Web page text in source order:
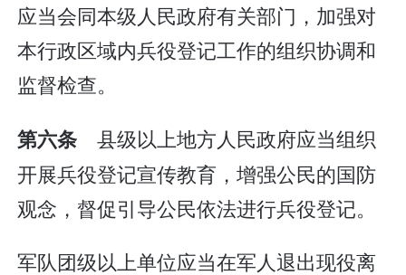
应当会同本级人民政府有关部门，加强对
本行政区域内兵役登记工作的组织协调和
监督检查。
第六条县级以上地方人民政府应当组织
开展兵役登记宣传教育，增强公民的国防
观念，督促引导公民依法进行兵役登记。
军队团级以上单位应当在军人退出现役离